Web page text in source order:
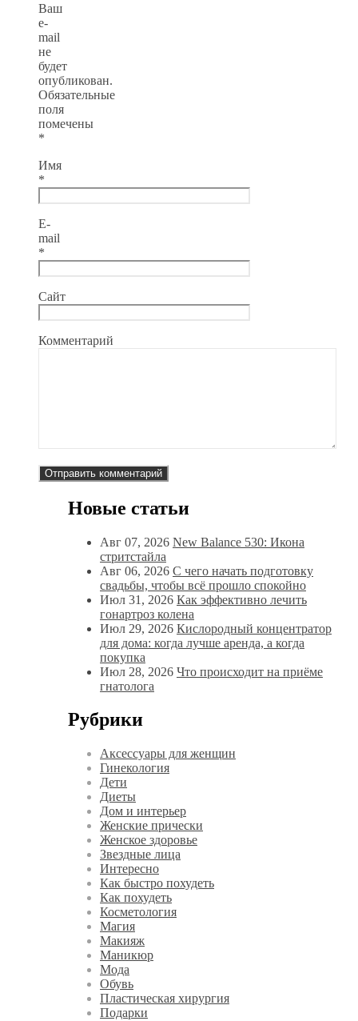
Ваш
e-
mail
не
будет
опубликован.
Обязательные
поля
помечены
*
Имя
*
E-
mail
*
Сайт
Комментарий
Новые статьи
Авг 07, 2026 New Balance 530: Икона
стритстайла
Авг 06, 2026 С чего начать подготовку
свадьбы, чтобы всё прошло спокойно
Июл 31, 2026 Как эффективно лечить
гонартроз колена
Июл 29, 2026 Кислородный концентратор
для дома: когда лучше аренда, а когда
покупка
Июл 28, 2026 Что происходит на приёме
гнатолога
Рубрики
Аксессуары для женщин
Гинекология
Дети
Диеты
Дом и интерьер
Женские прически
Женское здоровье
Звездные лица
Интересно
Как быстро похудеть
Как похудеть
Косметология
Магия
Макияж
Маникюр
Мода
Обувь
Пластическая хирургия
Подарки